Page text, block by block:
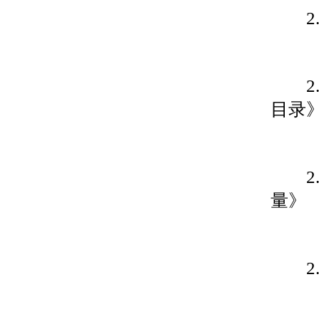
2.3
2.4
目录
2.5
量》
2.6